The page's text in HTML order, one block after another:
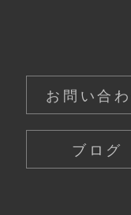
お問い合
ブログ